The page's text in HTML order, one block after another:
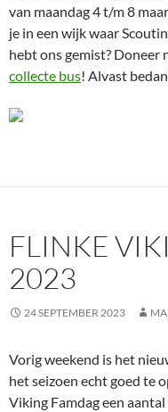
van maandag 4 t/m 8
je in een wijk waar
hebt ons gemist? Doneer
collecte bus! Alvast
FLINKE
2023
24 SEPTEMBER 2023
Vorig weekend is het
het seizoen echt goed te
Viking Famdag een